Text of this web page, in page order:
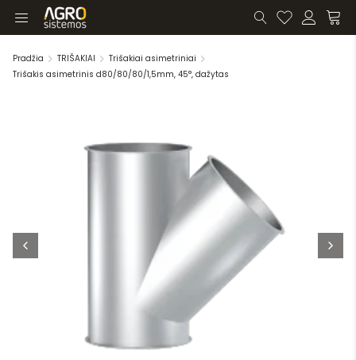
Pradžia TRIŠAKIAI
Trišakiai asimetriniai
Trišakis asimetrinis d80/80/80/1,5mm, 45°, dažytas